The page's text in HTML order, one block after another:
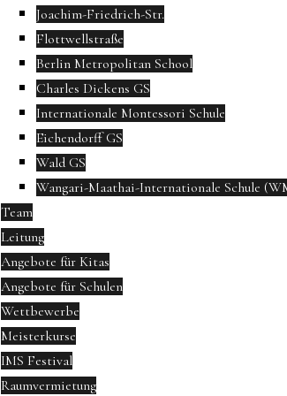
Joachim-Friedrich-Str.
Flottwellstraße
Berlin Metropolitan School
Charles Dickens GS
Internationale Montessori Schule
Eichendorff GS
Wald GS
Wangari-Maathai-Internationale Schule
Team
Leitung
Angebote für Kitas
Angebote für Schulen
Wettbewerbe
Meisterkurse
IMS Festival
Raumvermietung